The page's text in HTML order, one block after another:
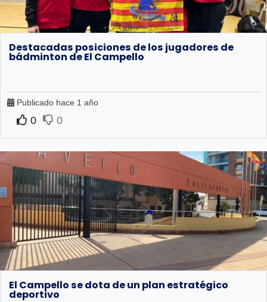
Destacadas posiciones de los jugadores de
bádminton de El Campello
Publicado hace 1 año
0 0
El Campello se dota de un plan estratégico
deportivo